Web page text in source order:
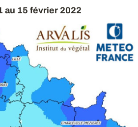
au 15 février 2022